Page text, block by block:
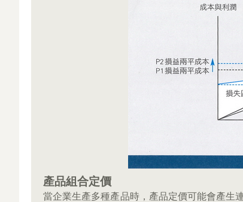
產品組合定價
當企業生產多種產品時，產品定價可能會產生